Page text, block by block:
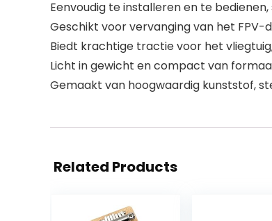
Eenvoudig te installeren en te
Geschikt voor vervanging van het
Biedt krachtige tractie voor het
Licht in gewicht en compact van
Gemaakt van hoogwaardig kunststof,
Related Products